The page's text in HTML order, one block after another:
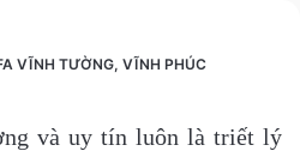
VĨNH TƯỜNG, VĨNH PHÚC
và uy tín luôn là triết lý